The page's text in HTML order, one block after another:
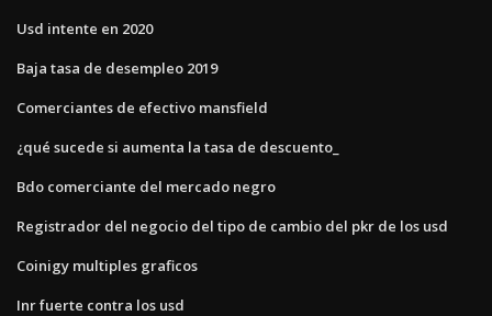
Usd intente en 2020
Baja tasa de desempleo 2019
Comerciantes de efectivo mansfield
¿qué sucede si aumenta la tasa de descuento_
Bdo comerciante del mercado negro
Registrador del negocio del tipo de cambio del pkr de los usd
Coinigy multiples graficos
Inr fuerte contra los usd